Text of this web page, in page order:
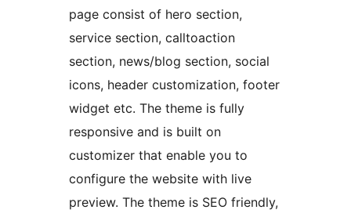
page consist of hero section,
service section, calltoaction
section, news/blog section, social
icons, header customization, footer
widget etc. The theme is fully
responsive and is built on
customizer that enable you to
configure the website with live
preview. The theme is SEO friendly,